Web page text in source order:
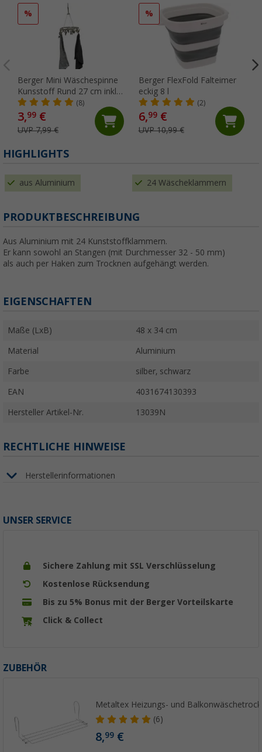
%
Berger Mini Wäschespinne
Kunsstoff Rund 27 cm inkl.
Wäscheklammern
(8)
3,99 €
UVP 7,99 €
%
Berger FlexFold Falteimer
eckig 8 l
(2)
6,99€
UVP 10,99 €
HIGHLIGHTS
aus Aluminium 24 Wäscheklammern
PRODUKTBESCHREIBUNG
Aus Aluminium mit 24 Kunststoffklammern.
Er kann sowohl an Stangen (mit Durchmesser 32 - 50 mm)
als auch per Haken zum Trocknen aufgehängt werden.
EIGENSCHAFTEN
Maße (LxB) 48 x 34 cm
Material Aluminium
Farbe silber, schwarz
EAN 4031674130393
Hersteller Artikel-Nr. 13039N
RECHTLICHE HINWEISE
Herstellerinformationen
UNSER SERVICE
Sichere Zahlung mit SSL Verschlüsselung
Kostenlose Rücksendung
Bis zu 5% Bonus mit der Berger Vorteilskarte
Click & Collect
ZUBEHÖR
Metaltex Heizungs- und
(6)
8,99 €